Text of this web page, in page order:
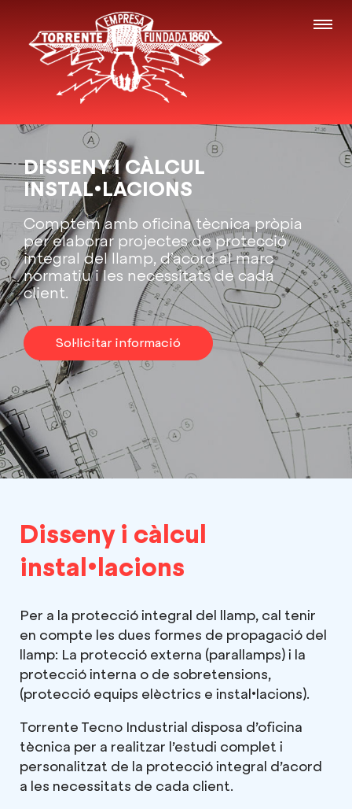
DISSENY I CÀLCUL
INSTAL•LACIONS
Comptem amb oficina tècnica pròpia
per elaborar projectes de protecció
integral del llamp, d’acord al marc
normatiu i les necessitats de cada
client.
Sol·licitar informació
Disseny i càlcul
instal•lacions
Per a la protecció integral del llamp, cal tenir
en compte les dues formes de propagació del
llamp: La protecció externa (parallamps) i la
protecció interna o de sobretensions,
(protecció equips elèctrics e instal•lacions).
Torrente Tecno Industrial disposa d’oficina
tècnica per a realitzar l’estudi complet i
personalitzat de la protecció integral d’acord
a les necessitats de cada client.